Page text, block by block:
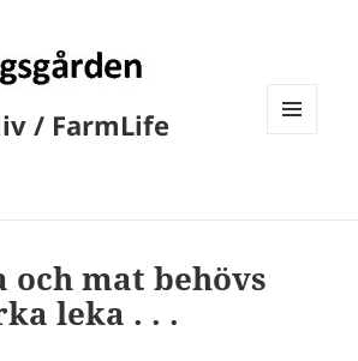
/ FarmLife
och mat behövs
leka . . .